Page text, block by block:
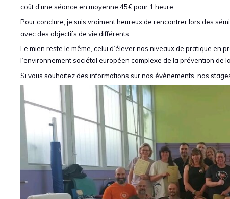
coût d’une séance en moyenne 45€ pour 1 heure.
Pour conclure, je suis vraiment heureux de rencontrer lors des
avec des objectifs de vie différents.
Le mien reste le même, celui d’élever nos niveaux de pratique en
l’environnement sociétal européen complexe de la prévention de
Si vous souhaitez des informations sur nos évènements, nos